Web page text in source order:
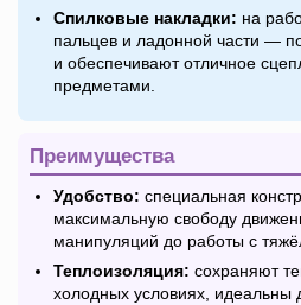
Спилковые накладки: на
пальцев и ладонной части —
и обеспечивают отличное
предметами.
Преимущества
Удобство: специальная
максимальную свободу
манипуляций до работы с
Теплоизоляция: сохраняют
холодных условиях, идеальны